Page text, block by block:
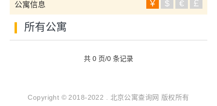
公寓信息 ￥ $ € ￡
所有公寓
共 0 页/0 条记录
Copyright © 2018-2022 . 北京公寓查询网 版权所有